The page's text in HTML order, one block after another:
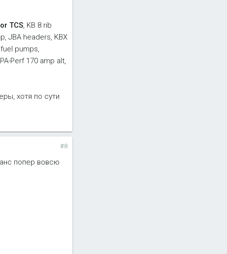
TCS, KB 8 rib
JBA headers, KBX
pumps,
Perf 170 amp alt,
хотя по сути
#8
попер вовсю